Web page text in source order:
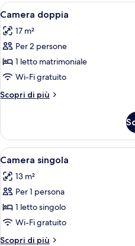
letti
Apri
tutte
le
foto
per
Camera
doppia
4
Camera doppia
17 m²
Per 2 persone
1 letto matrimoniale
Wi-Fi gratuito
Scopri di più
Altri
doppia
Apri
tutte
le
foto
per
Camera
singola
3
Camera singola
13 m²
Per 1 persona
1 letto singolo
Wi-Fi gratuito
Scopri di più
Altri